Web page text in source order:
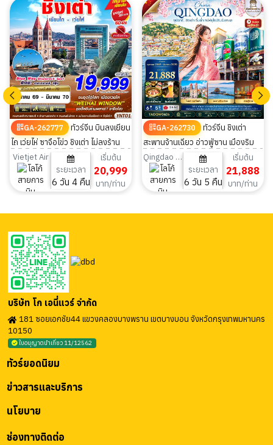
GA-262777
ทัวร์จีน บินลงเยียน
ไถ เว่ยไห่ ซาจือโข่ว ชิงเต่า ไม่ลงร้าน
6วัน 4คืน
Vietjet Air
ระยะเวลา
6 วัน 4 คืน
เริ่มต้น
20,999
บาท/ท่าน
GA-262730
ทัวร์จีน ชิงเต่า
สะพานจ้านเฉียว อ่าวฟู่ซาน เมืองริม
ฝั่งทะเล ไม่ลงร้าน 6 วัน 5 คืน
Qingdao Airlines
ระยะเวลา
6 วัน 5 คืน
เริ่มต้น
21,888
บาท/ท่าน
บริษัท โก เอนี่แวร์ จำกัด
181 ซอยเอกชัย44 แขวงคลองบางพราน เขตบางบอน จังหวัดกรุงเทพมหานคร
10150
ใบอนุญาตนำเที่ยว 11/12562
ช่องทางติดต่อ
นโยบาย
ข่าวสารและบริการ
ทัวร์ยอดนิยม